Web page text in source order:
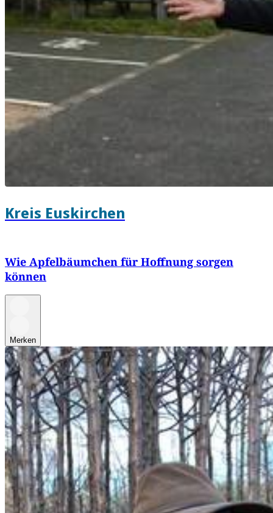
Kreis Euskirchen
Wie Apfelbäumchen für Hoffnung sorgen
können
Merken